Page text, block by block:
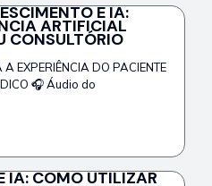
E IA:
ARTIFICIAL
CONSULTÓRIO
EXPERIÊNCIA DO PACIENTE
🎧 Áudio do
IA: COMO UTILIZAR